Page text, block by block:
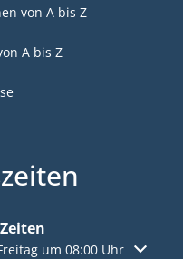
von A bis Z
A bis Z
Schließzeiten
um 08:00 Uhr